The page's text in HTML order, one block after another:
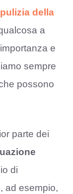
della
a
e
sempre
possono
parte dei
di
ad esempio,